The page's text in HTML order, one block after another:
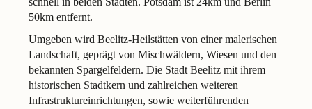
50km entfernt.
Umgeben wird Beelitz-Heilstätten von einer malerischen
Landschaft, geprägt von Mischwäldern, Wiesen und den
bekannten Spargelfeldern. Die Stadt Beelitz mit ihrem
historischen Stadtkern und zahlreichen weiteren
Infrastruktureinrichtungen, sowie weiterführenden